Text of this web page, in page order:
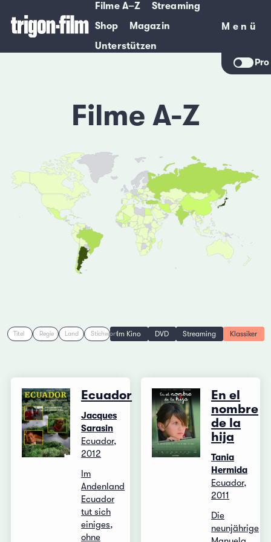
Filme A–Z
Streaming
Shop
Magazin
Unterstützen
Menü
Menü
Pro
Filme A-Z
Titel Regie Land StichwortIm Kino DVD Streaming Klassiker
Ecuador
Jacques
Sarasin
Ecuador,
2012
Im
Andenland
Ecuador
tut sich
einiges,
ohne
En el
nombre
de la
hija
Tania
Hermida
Ecuador,
2011
Die
neunjährige